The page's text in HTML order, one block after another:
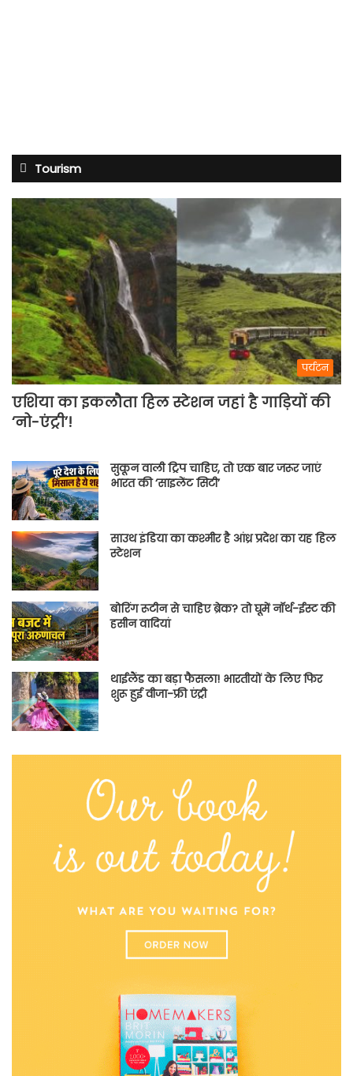
Tourism
पर्यटन
एशिया का इकलौता हिल स्टेशन जहां है गाड़ियों की
‘नो-एंट्री’!
सुकून वाली ट्रिप चाहिए, तो एक बार जरूर जाएं
भारत की ‘साइलेंट सिटी’
साउथ इंडिया का कश्मीर है आंध्र प्रदेश का यह हिल
स्टेशन
बोरिंग रूटीन से चाहिए ब्रेक? तो घूमें नॉर्थ-ईस्ट की
हसीन वादियां
थाईलैंड का बड़ा फैसला! भारतीयों के लिए फिर
शुरू हुई वीजा-फ्री एंट्री